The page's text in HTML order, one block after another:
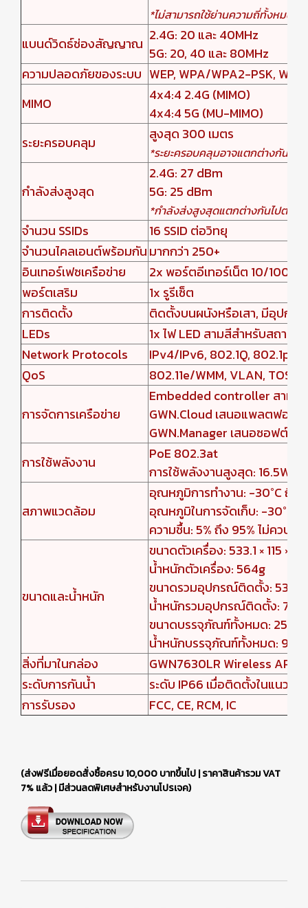
*ไม่สามารถใช้ย่านความถี่ทั้งหมดไ
แบนด์วิดธ์ช่องสัญญาณ 2.4G: 20 และ 40MHz
5G: 20, 40 และ 80MHz
ความปลอดภัยของระบบ WEP, WPA/WPA2-PSK,
MIMO
4x4:4 2.4G (MIMO)
4x4:4 5G (MU-MIMO)
ระยะครอบคลุม
สูงสุด 300 เมตร
*ระยะครอบคลุมอาจแตกต่างกันไป
กำลังส่งสูงสุด
2.4G: 27 dBm
5G: 25 dBm
*กำลังส่งสูงสุดแตกต่างกันไปตามป
จำนวน SSIDs
16 SSID ต่อวิทยุ
จำนวนไคลเอนต์พร้อมกันมากกว่า 250+
อินเทอร์เฟซเครือข่าย
2x พอร์ตอีเทอร์เน็ต 10/100/
พอร์ตเสริม
1x รูรีเซ็ต
การติดตั้ง
ติดตั้งบนผนังหรือเสา, มีอุปกร
LEDs
1x ไฟ LED สามสีสำหรับสถาน
Network Protocols
IPv4/IPv6, 802.1Q, 802.1p,
QoS
802.11e/WMM, VLAN, TOS
การจัดการเครือข่าย
Embedded controller สามา
GWN.Cloud เสนอแพลตฟอร์ม
GWN.Manager เสนอซอฟต์แ
การใช้พลังงาน
PoE 802.3at
การใช้พลังงานสูงสุด: 16.5W
สภาพแวดล้อม
อุณหภูมิการทำงาน: -30°C ถึง
อุณหภูมิในการจัดเก็บ: -30°C ถึ
ความชื้น: 5% ถึง 95% ไม่ควบแ
ขนาดและน้ำหนัก
ขนาดตัวเครื่อง: 533.1 × 115 ×
น้ำหนักตัวเครื่อง: 564g
ขนาดรวมอุปกรณ์ติดตั้ง:
น้ำหนักรวมอุปกรณ์ติดตั้ง:
ขนาดบรรจุภัณฑ์ทั้งหมด: 258 ×
น้ำหนักบรรจุภัณฑ์ทั้งหมด:
สิ่งที่มาในกล่อง
GWN7630LR Wireless AP,
ระดับการกันน้ำ
ระดับ IP66 เมื่อติดตั้งในแนวตั้ง
การรับรอง
FCC, CE, RCM, IC
(ส่งฟรีเมื่อยอดสั่งซื้อครบ 10,000 บาทขึ้นไป | ราคาสินค้ารวม VAT
7% แล้ว | มีส่วนลดพิเศษสำหรับงานโปรเจค)